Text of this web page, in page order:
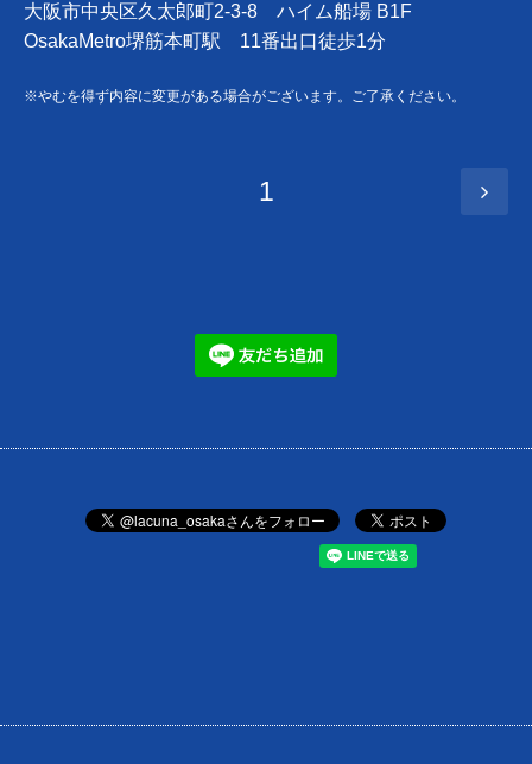
大阪市中央区久太郎町2-3-8 ハイム船場 B1F
OsakaMetro堺筋本町駅 11番出口徒歩1分
※やむを得ず内容に変更がある場合がございます。ご了承ください。
1